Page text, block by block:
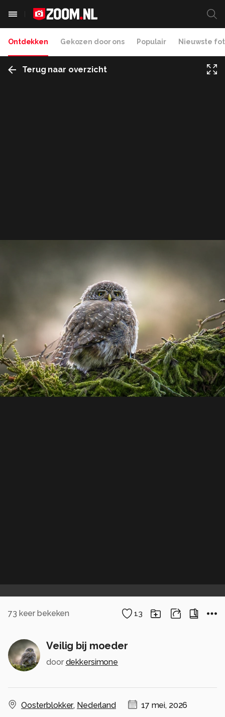
Ontdekken Gekozen door ons Populair Nieuwste
Terug naar overzicht
73 keer bekeken 13
Veilig bij moeder
door dekkersimone
Oosterblokker, Nederland 17 mei, 2026